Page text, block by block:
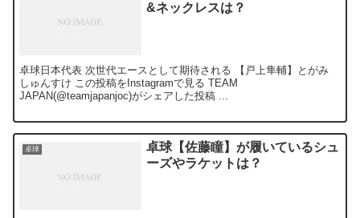
&ネックレスは？
卓球日本代表 次世代エースとして期待される 【戸上隼輔】とがみ
しゅんすけ この投稿をInstagramで見る TEAM
JAPAN(@teamjapanjoc)がシェアした投稿 ...
卓球
卓球【佐藤瞳】が履いているシュ
ーズやラケットは？